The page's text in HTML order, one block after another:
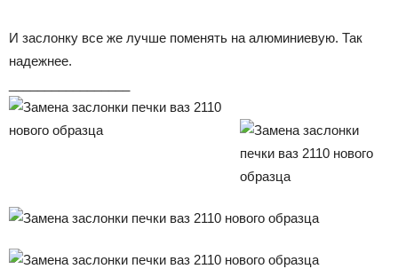
И заслонку все же лучше поменять на алюминиевую. Так
надежнее.